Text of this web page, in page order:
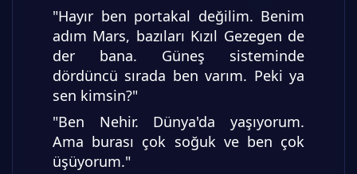
"Hayır ben portakal değilim. Benim
adım Mars, bazıları Kızıl Gezegen de
der bana. Güneş sisteminde
dördüncü sırada ben varım. Peki ya
sen kimsin?"
"Ben Nehir. Dünya'da yaşıyorum.
Ama burası çok soğuk ve ben çok
üşüyorum."